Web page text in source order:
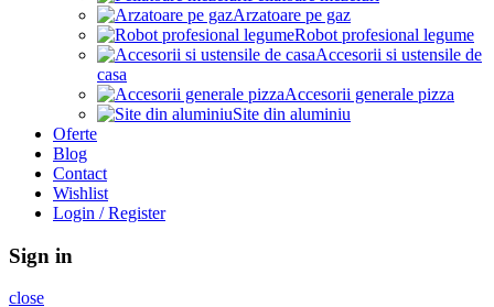
Arzatoare pe gaz
Robot profesional legume
Accesorii si ustensile de
casa
Accesorii generale pizza
Site din aluminiu
Oferte
Blog
Contact
Wishlist
Login / Register
Sign in
close